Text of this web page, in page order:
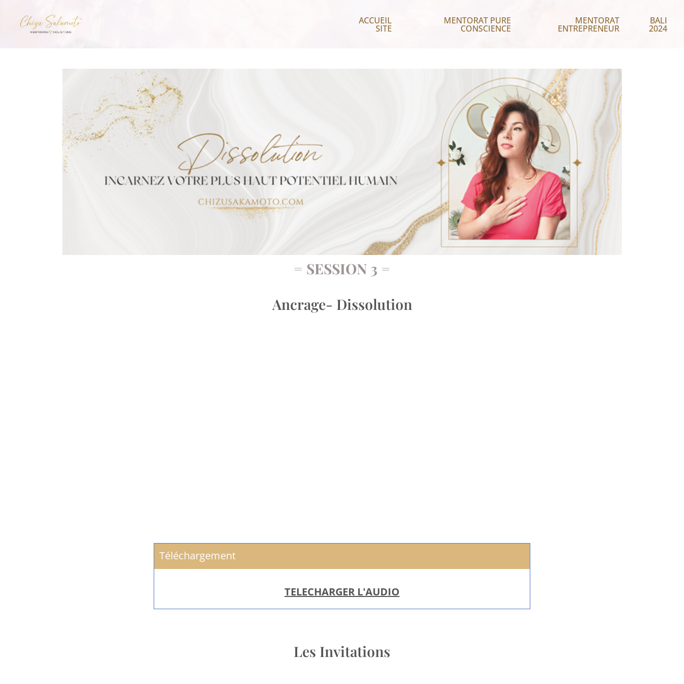
ACCUEIL
SITE
MENTORAT PURE
CONSCIENCE
MENTORAT
ENTREPRENEUR
BALI
2024
= SESSION 3 =
Ancrage- Dissolution
Téléchargement
TELECHARGER L'AUDIO
Les Invitations